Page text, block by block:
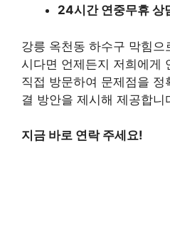
24시간 연중무휴 상
강릉 옥천동 하수구 막힘으
시다면 언제든지 저희에게
직접 방문하여 문제점을
결 방안을 제시해 제공합니
지금 바로 연락 주세요!